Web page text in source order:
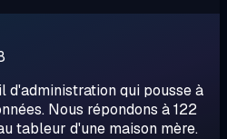
d'administration qui pousse à
Nous répondons à 122
tableur d'une maison mère.